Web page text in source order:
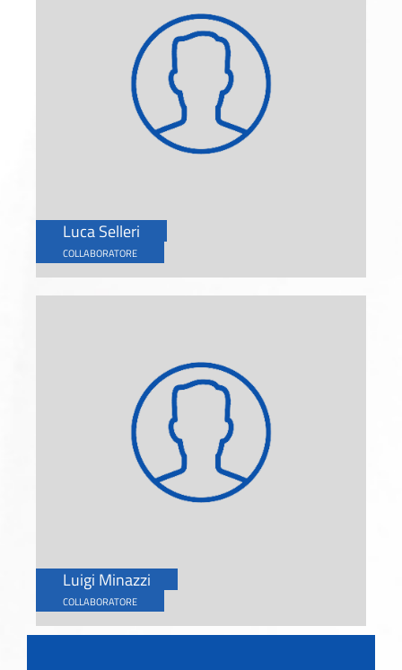
Luca Selleri
COLLABORATORE
Luigi Minazzi
COLLABORATORE